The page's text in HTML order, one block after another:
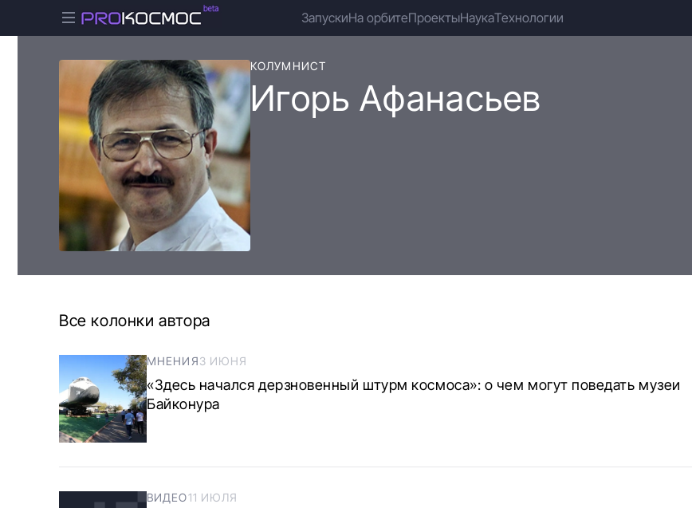
ЗапускиНа орбитеПроектыНаукаТехнологии
КОЛУМНИСТ
Игорь Афанасьев
Все колонки автора
МНЕНИЯ3 ИЮНЯ
«Здесь начался дерзновенный штурм космоса»: о чем могут поведать музеи
Байконура
ВИДЕО11 ИЮЛЯ